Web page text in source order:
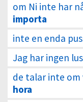
om Ni inte har
importa
inte en enda
Jag har ingen
de talar inte
hora